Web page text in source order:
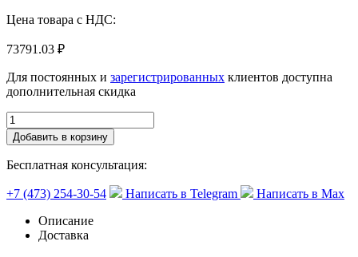
Цена товара с НДС:
73791.03 ₽
Для постоянных и зарегистрированных клиентов доступна
дополнительная скидка
Добавить в корзину
Бесплатная консультация:
+7 (473) 254-30-54 Написать в Telegram
Написать в Max
Описание
Доставка